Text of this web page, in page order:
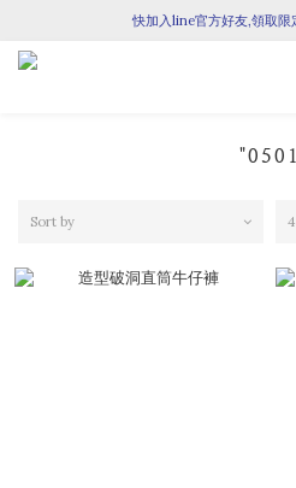
全館滿$1699即
快加入line官方好友,領取限
全館滿$1699即
"0501
Sort by